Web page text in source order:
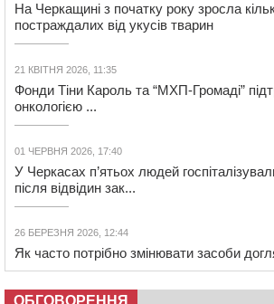
На Черкащині з початку року зросла
постраждалих від укусів тварин
21 КВІТНЯ 2026, 11:35
Фонди Тіни Кароль та “МХП-Громаді”
онкологією ...
01 ЧЕРВНЯ 2026, 17:40
У Черкасах п’ятьох людей
після відвідин зак...
26 БЕРЕЗНЯ 2026, 12:44
Як часто потрібно змінювати засоби